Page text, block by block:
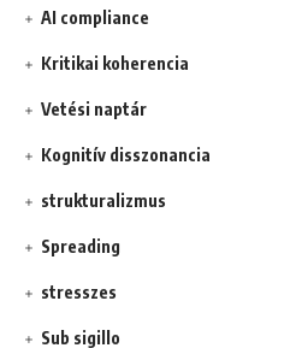
AI compliance
Kritikai koherencia
Vetési naptár
Kognitív disszonancia
strukturalizmus
Spreading
stresszes
Sub sigillo